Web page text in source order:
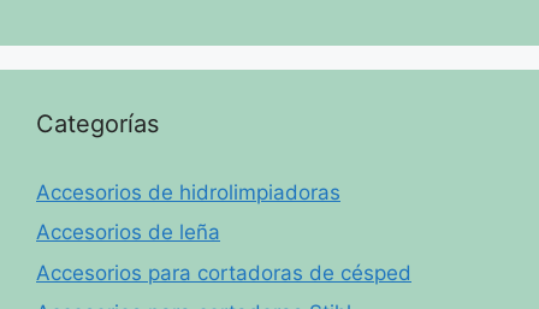
Categorías
Accesorios de hidrolimpiadoras
Accesorios de leña
Accesorios para cortadoras de césped